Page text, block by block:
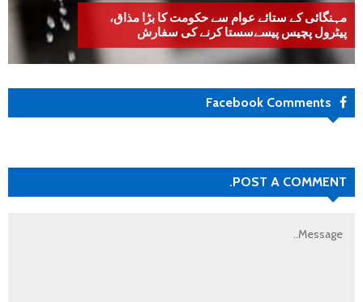
مہنگائی کے ستائے عوام سے حکومت کا بڑا مذاق،
پیٹرول پچیس پیسےسستا کرنے کی سفارش
Facebook Comments
POST A COMMENT.